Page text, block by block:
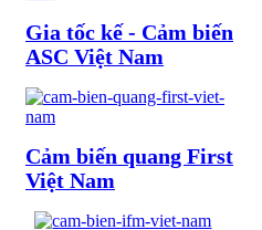
Gia tốc kế - Cảm biến
ASC Việt Nam
Cảm biến quang First
Việt Nam